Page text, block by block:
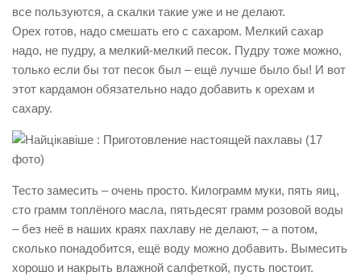
все пользуются, а скалки такие уже и не делают.
Орех готов, надо смешать его с сахаром. Мелкий сахар
надо, не пудру, а мелкий-мелкий песок. Пудру тоже можно,
только если бы тот песок был – ещё лучше было бы! И вот
этот кардамон обязательно надо добавить к орехам и
сахару.
Тесто замесить – очень просто. Килограмм муки, пять яиц,
сто грамм топлёного масла, пятьдесят грамм розовой воды
– без неё в наших краях пахлаву не делают, – а потом,
сколько понадобится, ещё воду можно добавить. Вымесить
хорошо и накрыть влажной салфеткой, пусть постоит.